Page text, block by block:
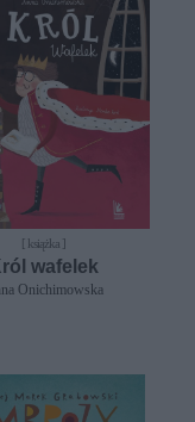
[ książka ]
wafelek
Onichimowska